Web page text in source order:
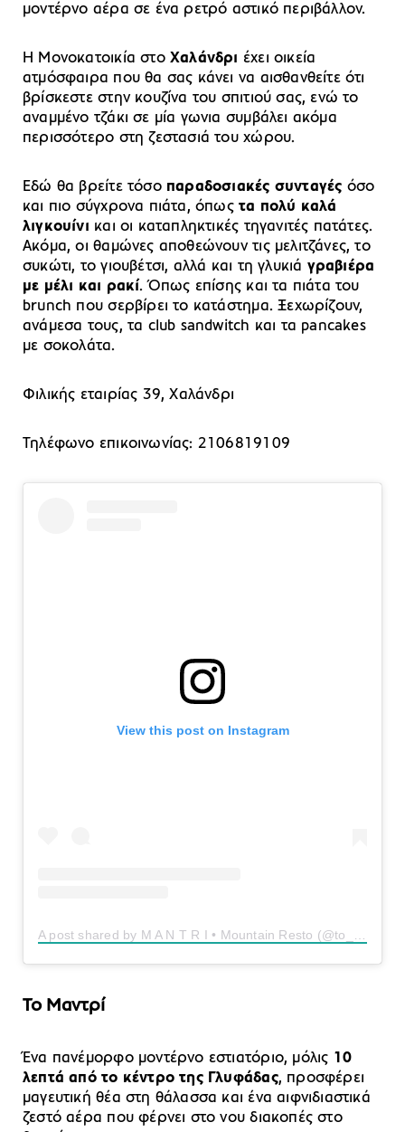
μοντέρνο αέρα σε ένα ρετρό αστικό περιβάλλον.
Η Μονοκατοικία στο Χαλάνδρι έχει οικεία
ατμόσφαιρα που θα σας κάνει να αισθανθείτε ότι
βρίσκεστε στην κουζίνα του σπιτιού σας, ενώ το
αναμμένο τζάκι σε μία γωνια συμβάλει ακόμα
περισσότερο στη ζεστασιά του χώρου.
Εδώ θα βρείτε τόσο παραδοσιακές συνταγές όσο
και πιο σύγχρονα πιάτα, όπωςτα πολύ καλά
λιγκουίνι και οι καταπληκτικές τηγανιτές πατάτες.
Ακόμα, οι θαμώνες αποθεώνουν τις μελιτζάνες, το
συκώτι, το γιουβέτσι, αλλά και τη γλυκιά γραβιέρα
με μέλι και ρακί. Όπως επίσης και τα πιάτα του
brunch που σερβίρει το κατάστημα. Ξεχωρίζουν,
ανάμεσα τους, τα club sandwitch και τα pancakes
με σοκολάτα.
Φιλικής εταιρίας 39, Χαλάνδρι
Τηλέφωνο επικοινωνίας: 2106819109
View this post on Instagram
Το Μαντρί
Ένα πανέμορφο μοντέρνο εστιατόριο, μόλις 10
λεπτά από το κέντρο της Γλυφάδας, προσφέρει
μαγευτική θέα στη θάλασσα και ένα αιφνιδιαστικά
ζεστό αέρα που φέρνει στο νου διακοπές στο